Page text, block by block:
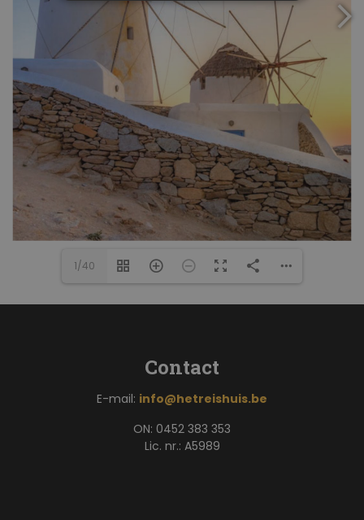
1/40
Contact
E-mail: info@hetreishuis.be
ON: 0452 383 353
Lic. nr.: A5989